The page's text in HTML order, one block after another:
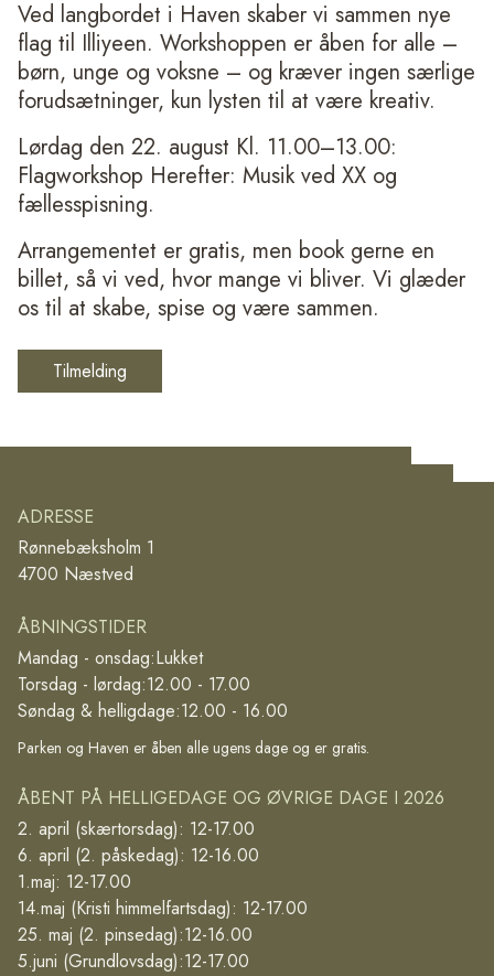
Ved langbordet i Haven skaber vi sammen nye
flag til Illiyeen. Workshoppen er åben for alle –
børn, unge og voksne – og kræver ingen særlige
forudsætninger, kun lysten til at være kreativ.
Lørdag den 22. august Kl. 11.00–13.00:
Flagworkshop Herefter: Musik ved XX og
fællesspisning.
Arrangementet er gratis, men book gerne en
billet, så vi ved, hvor mange vi bliver. Vi glæder
os til at skabe, spise og være sammen.
Tilmelding
ADRESSE
Rønnebæksholm 1
4700 Næstved
ÅBNINGSTIDER
Mandag - onsdag:Lukket
Torsdag - lørdag:12.00 - 17.00
Søndag & helligdage:12.00 - 16.00
Parken og Haven er åben alle ugens dage og er gratis.
ÅBENT PÅ HELLIGEDAGE OG ØVRIGE DAGE I 2026
2. april (skærtorsdag): 12-17.00
6. april (2. påskedag): 12-16.00
1.maj: 12-17.00
14.maj (Kristi himmelfartsdag): 12-17.00
25. maj (2. pinsedag):12-16.00
5.juni (Grundlovsdag):12-17.00